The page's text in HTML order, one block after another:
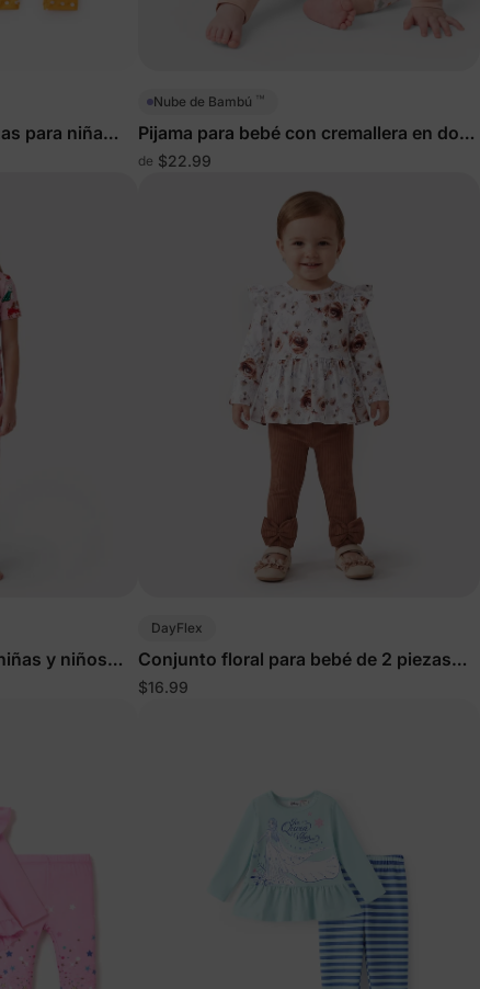
para niña
Nube de Bambú ™
Pijama para bebé con cremallera en dos
direcciones y diseño de estrella
de $22.99
y niños
Claus
DayFlex
Conjunto floral para bebé de 2 piezas
marrón
$16.99